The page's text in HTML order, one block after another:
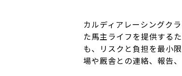
カルディアレーシングク
た馬主ライフを提供する
も、リスクと負担を最小
場や厩舎との連絡、報告